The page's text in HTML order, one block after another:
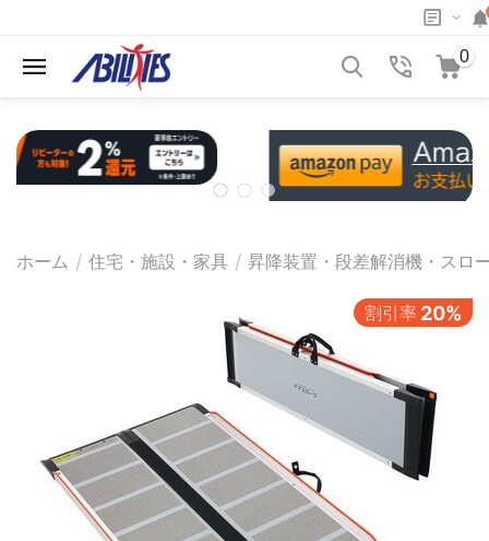
0
ホーム / 住宅・施設・家具 / 昇降装置・段差解消機・スロ
割引率 20%